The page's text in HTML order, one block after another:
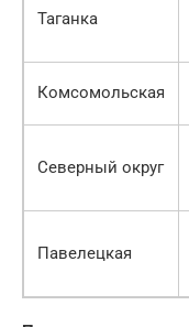
Таганка
Комсомольская
Северный округ
Павелецкая